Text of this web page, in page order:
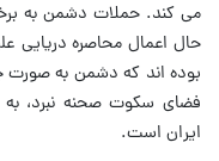
می کند. حملات دشمن به
حال اعمال محاصره دریایی
بوده اند که دشمن به صورت
فضای سکوت صحنه نبرد، به
ایران است.